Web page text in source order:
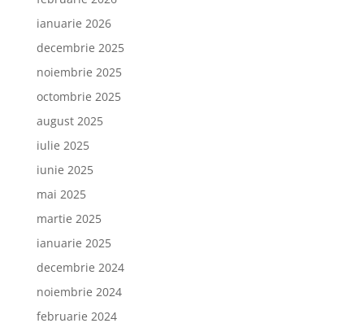
ianuarie 2026
decembrie 2025
noiembrie 2025
octombrie 2025
august 2025
iulie 2025
iunie 2025
mai 2025
martie 2025
ianuarie 2025
decembrie 2024
noiembrie 2024
februarie 2024